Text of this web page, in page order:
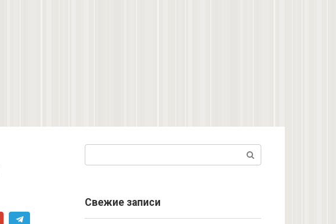
Свежие записи